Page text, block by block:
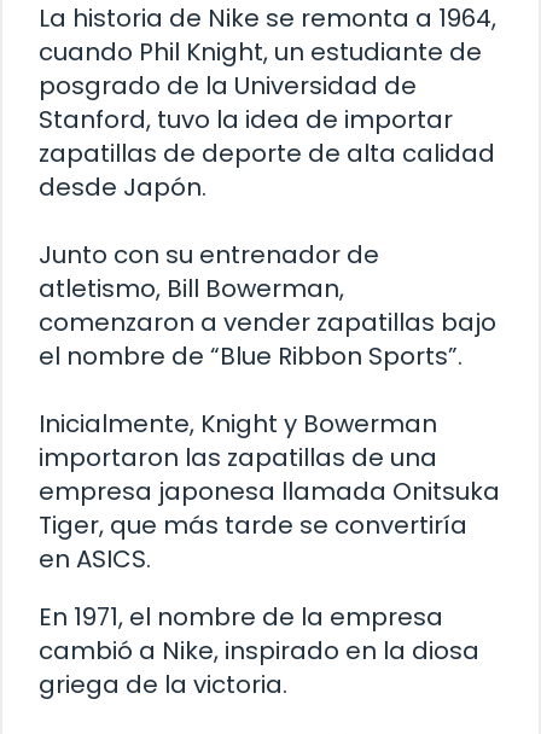
La historia de Nike se remonta a 1964,
cuando Phil Knight, un estudiante de
posgrado de la Universidad de
Stanford, tuvo la idea de importar
zapatillas de deporte de alta calidad
desde Japón.
Junto con su entrenador de
atletismo, Bill Bowerman,
comenzaron a vender zapatillas bajo
el nombre de “Blue Ribbon Sports”.
Inicialmente, Knight y Bowerman
importaron las zapatillas de una
empresa japonesa llamada Onitsuka
Tiger, que más tarde se convertiría
en ASICS.
En 1971, el nombre de la empresa
cambió a Nike, inspirado en la diosa
griega de la victoria.